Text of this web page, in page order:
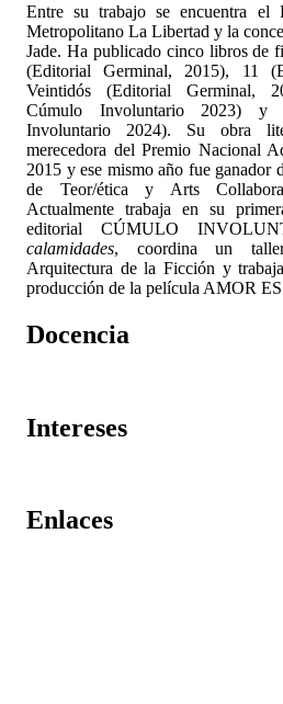
Entre su trabajo se encuentra el
Metropolitano La Libertad y la
Jade. Ha publicado cinco libros de
(Editorial Germinal, 2015), 11
Veintidós (Editorial Germinal,
Cúmulo Involuntario 2023) y
Involuntario 2024). Su obra
merecedora del Premio Nacional
2015 y ese mismo año fue ganador
de Teor/ética y Arts
Actualmente trabaja en su
editorial CÚMULO
calamidades, coordina un
Arquitectura de la Ficción y
producción de la película AMOR
Docencia
Intereses
Enlaces